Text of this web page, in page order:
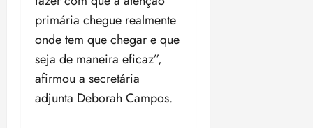
primária chegue realmente
onde tem que chegar e que
seja de maneira eficaz”,
afirmou a secretária
adjunta Deborah Campos.